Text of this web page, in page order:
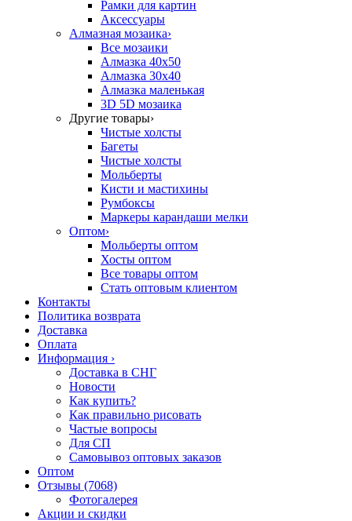
Рамки для картин
Аксессуары
Алмазная мозаика›
Все мозаики
Алмазка 40х50
Алмазка 30х40
Алмазка маленькая
3D 5D мозаика
Другие товары›
Чистые холсты
Багеты
Чистые холсты
Мольберты
Кисти и мастихины
Румбоксы
Маркеры карандаши мелки
Оптом›
Мольберты оптом
Хосты оптом
Все товары оптом
Стать оптовым клиентом
Контакты
Политика возврата
Доставка
Оплата
Информация ›
Доставка в СНГ
Новости
Как купить?
Как правильно рисовать
Частые вопросы
Для СП
Самовывоз оптовых заказов
Оптом
Отзывы (7068)
Фотогалерея
Акции и скидки